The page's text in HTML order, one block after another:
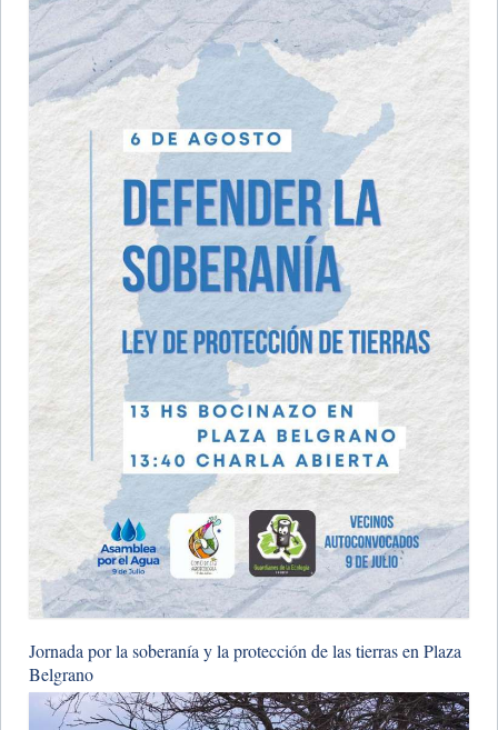
Jornada por la soberanía y la protección de las tierras en Plaza
Belgrano